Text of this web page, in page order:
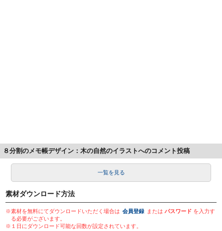
８分割のメモ帳デザイン：木の自然のイラストへのコメント投稿
一覧を見る
素材ダウンロード方法
※素材を無料にてダウンロードいただく場合は 会員登録 またはパスワード を入力す
る必要がございます。
※１日にダウンロード可能な回数が設定されています。